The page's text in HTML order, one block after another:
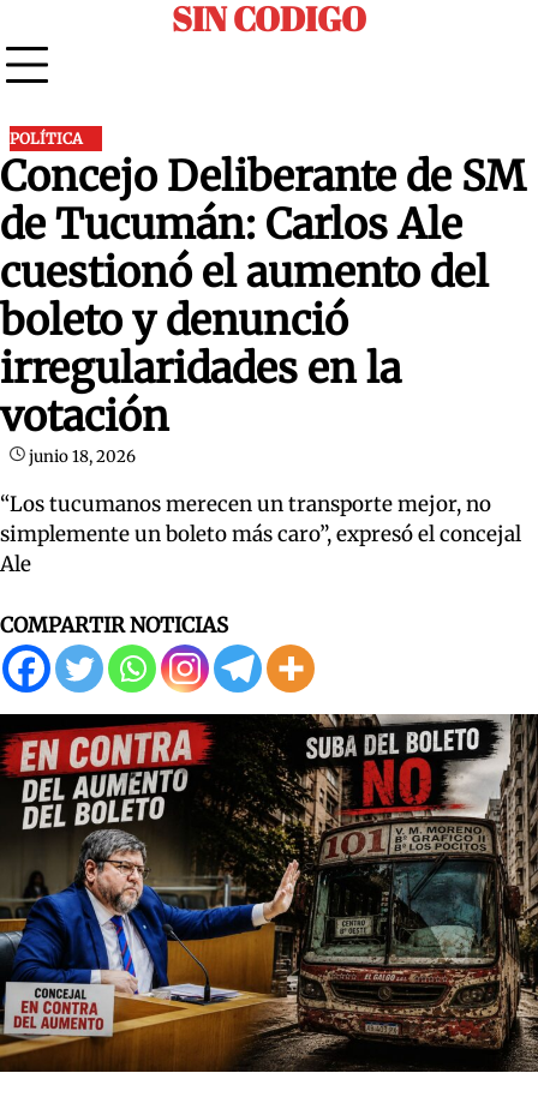
to
content
SIN CODIGO
POLÍTICA
Concejo Deliberante de SM
de Tucumán: Carlos Ale
cuestionó el aumento del
boleto y denunció
irregularidades en la
votación
junio 18, 2026
“Los tucumanos merecen un transporte mejor, no
simplemente un boleto más caro”, expresó el concejal
Ale
COMPARTIR NOTICIAS